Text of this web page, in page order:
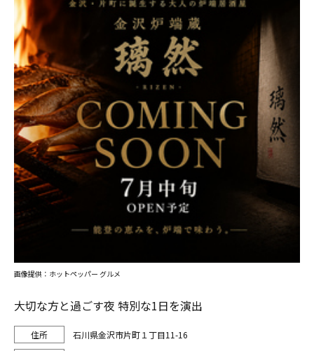
大切な方と過ごす夜 特別な1日を演出
石川県金沢市片町１丁目11-16
画像提供：ホットペッパー グルメ